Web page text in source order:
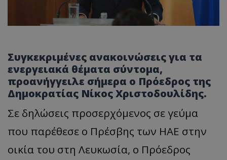
Συγκεκριμένες ανακοινώσεις για τα
ενεργειακά θέματα σύντομα,
προανήγγειλε σήμερα ο Πρόεδρος της
Δημοκρατίας Νίκος Χριστοδουλίδης.
Σε δηλώσεις προσερχόμενος σε γεύμα
που παρέθεσε ο Πρέσβης των ΗΑΕ στην
οικία του στη Λευκωσία, ο Πρόεδρος